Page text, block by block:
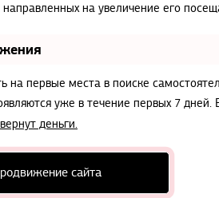
на увеличение его
на первые места в поиске
уже в течение первых 7
вернут деньги.
сайта